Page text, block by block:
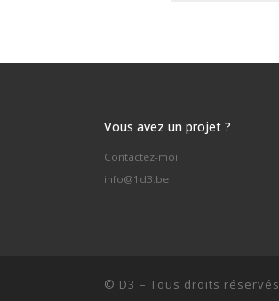
Vous avez un projet ?
Contactez-moi
info@1d3.be
© D3 – Tous droits réservés